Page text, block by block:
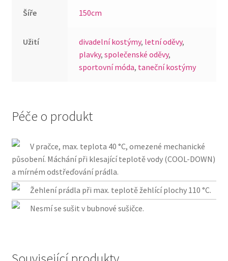
Šíře 150cm
Užití divadelní kostýmy, letní oděvy,
plavky,společenské oděvy,
sportovní móda, taneční kostýmy
Péče o produkt
V pračce, max. teplota 40 °C, omezené mechanické
působení. Máchání při klesající teplotě vody (COOL-DOWN)
a mírném odstřeďování prádla.
Žehlení prádla při max. teplotě žehlící plochy 110 °C.
Nesmí se sušit v bubnové sušičce.